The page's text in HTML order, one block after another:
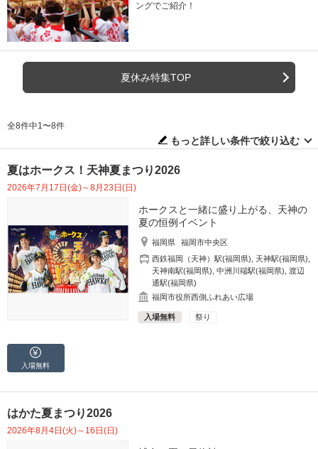
ングでご紹介！
夏休み特集TOP
全8件中1〜8件
もっと詳しい条件で絞り込む
夏はホークス！天神夏まつり2026
2026年7月17日(金)～8月23日(日)
ホークスと一緒に盛り上がる、天神の
夏の恒例イベント
福岡県
福岡市中央区
西鉄福岡（天神）駅(福岡県)
天神駅(福岡県)
天神南駅(福岡県) ,中洲川端駅(福岡県) ,渡辺
通駅(福岡県)
福岡市役所西側ふれあい広場
入場無料 祭り
入場無料
はかた夏まつり2026
2026年8月4日(火)～16日(日)